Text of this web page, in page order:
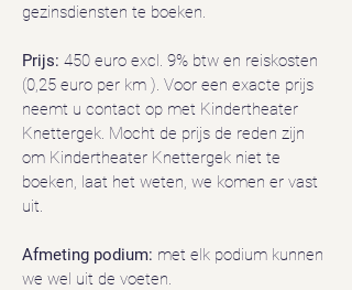
gezinsdiensten te boeken.
Prijs: 450 euro excl. 9% btw en reiskosten
(0,25 euro per km ). Voor een exacte prijs
neemt u contact op met Kindertheater
Knettergek. Mocht de prijs de reden zijn
om Kindertheater Knettergek niet te
boeken, laat het weten, we komen er vast
uit.
Afmeting podium: met elk podium kunnen
we wel uit de voeten.